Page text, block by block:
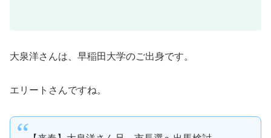
大泉洋さんは、早稲田大学のご出身です。
エリートさんですね。